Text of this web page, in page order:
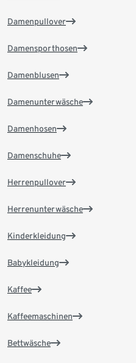
Damenpullover
Damensporthosen
Damenblusen
Damenunterwäsche
Damenhosen
Damenschuhe
Herrenpullover
Herrenunterwäsche
Kinderkleidung
Babykleidung
Kaffee
Kaffeemaschinen
Bettwäsche